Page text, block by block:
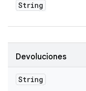
String
Devoluciones
String